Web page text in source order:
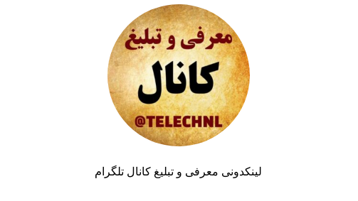
لینکدونی معرفی و تبلیغ کانال تلگرام